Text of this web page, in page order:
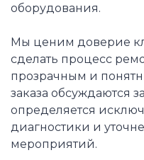
оборудования.
Мы ценим доверие
сделать процесс
прозрачным и
заказа обсуждаются
определяется
диагностики и
мероприятий.